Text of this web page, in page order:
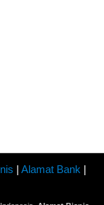
| Alamat Bank |